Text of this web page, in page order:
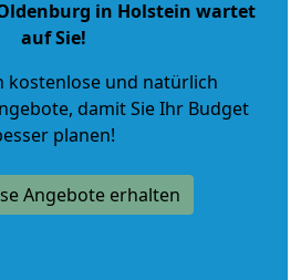
in Holstein wartet
auf Sie!
kostenlose und natürlich
, damit Sie Ihr Budget
planen!
Angebote erhalten